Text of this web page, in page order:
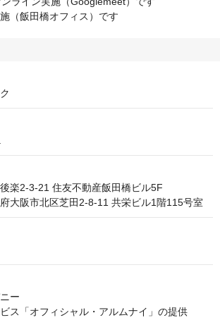
（飯田橋オフィス）です
楽2-3-21 住友不動産飯田橋ビル5F
大阪市北区芝田2-8-11 共栄ビル1階115号室
ー
ス「オフィシャル・アルムナイ」の提供